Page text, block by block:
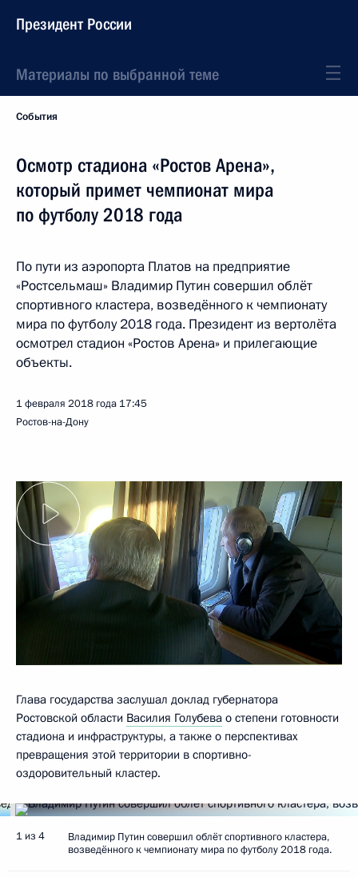
Президент России
Материалы по выбранной теме
События
Осмотр стадиона «Ростов Арена»,
который примет чемпионат мира
по футболу 2018 года
По пути из аэропорта Платов на предприятие
«Ростсельмаш» Владимир Путин совершил облёт
спортивного кластера, возведённого к чемпионату
мира по футболу 2018 года. Президент из вертолёта
осмотрел стадион «Ростов Арена» и прилегающие
объекты.
1 февраля 2018 года 17:45
Ростов-на-Дону
Глава государства заслушал доклад губернатора
Ростовской области Василия Голубева о степени готовности
стадиона и инфраструктуры, а также о перспективах
превращения этой территории в спортивно-
оздоровительный кластер.
1 из 4
Владимир Путин совершил облёт спортивного кластера,
возведённого к чемпионату мира по футболу 2018 года.